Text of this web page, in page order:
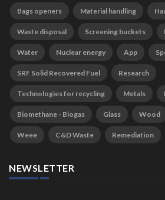
Bags openers Material handling
Waste disposal Screening buckets
Water Nuclear energy App
SRF Solid Recovered Fuel Research
Technologies for recycling Metals
Biomethane - Biogas Glass Wood
Weee C&D Waste Remediation
NEWSLETTER